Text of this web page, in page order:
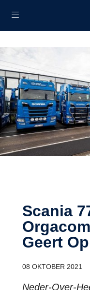
Scania 770S voor
Geert
08 OKTOBER 2021
Neder-Over-